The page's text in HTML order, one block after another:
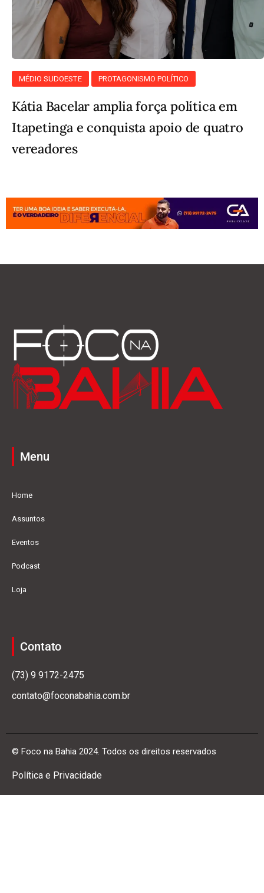
MÉDIO SUDOESTE PROTAGONISMO POLÍTICO
Kátia Bacelar amplia força política em
Itapetinga e conquista apoio de quatro
vereadores
Menu
Home
Assuntos
Eventos
Podcast
Loja
Contato
(73) 9 9172-2475
contato@foconabahia.com.br
© Foco na Bahia 2024. Todos os direitos reservados
Política e Privacidade